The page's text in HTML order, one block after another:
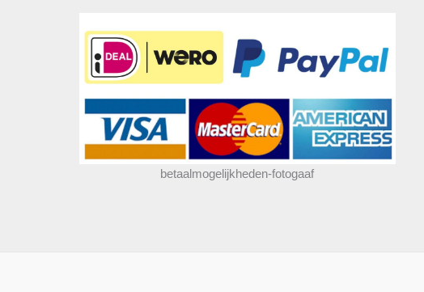
betaalmogelijkheden-fotogaaf